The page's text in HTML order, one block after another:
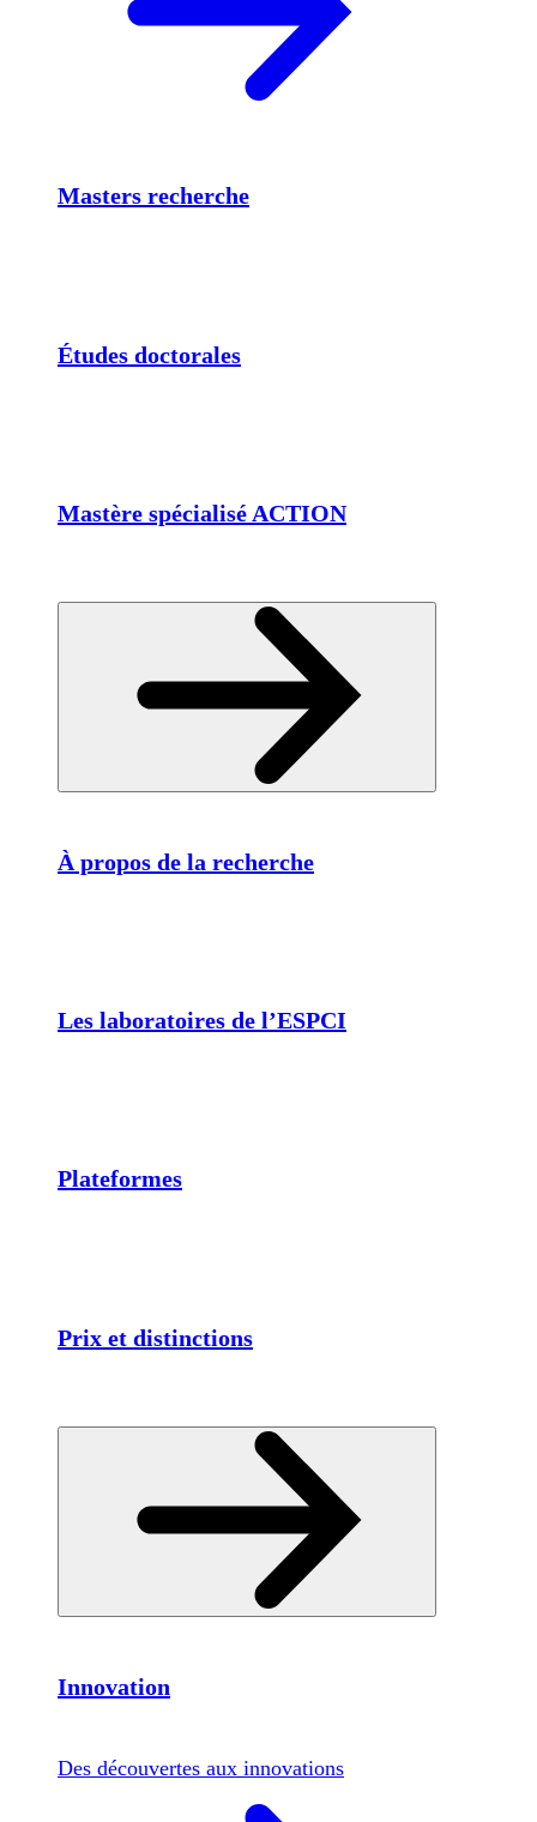
Masters recherche
Études doctorales
Mastère spécialisé ACTION
À propos de la recherche
Les laboratoires de l’ESPCI
Plateformes
Prix et distinctions
Innovation
Des découvertes aux innovations